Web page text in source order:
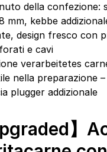
della confezione:
mm, kebbe
design fresco con
e cavi
verarbeitetes
nella preparazione
plugger addizionale
】